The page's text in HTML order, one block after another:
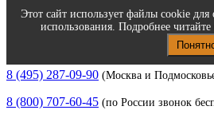
Полиграфическое и офисное
8 (495) 287-09-90 (Москва и
8 (800) 707-60-45 (по России звонок
Этот сайт использует файлы cookie
использования. Подробнее читайте